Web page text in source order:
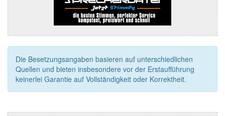
Die Besetzungsangaben basieren auf unterschiedlichen
Quellen und bieten insbesondere vor der Erstaufführung
keinerlei Garantie auf Vollständigkeit oder Korrektheit.